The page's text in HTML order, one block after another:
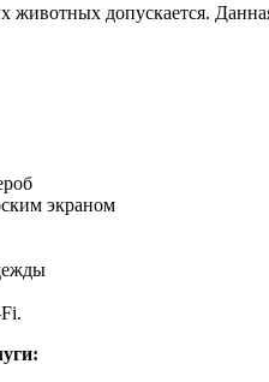
животных допускается.
экраном